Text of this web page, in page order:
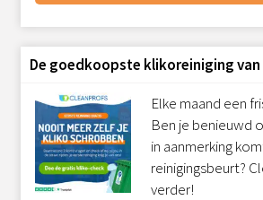
De goedkoopste klikoreiniging van
Elke maand een
Ben je benieuwd
in aanmerking
reinigingsbeurt?
verder!